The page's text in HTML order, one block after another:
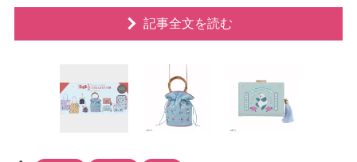
記事全文を読む